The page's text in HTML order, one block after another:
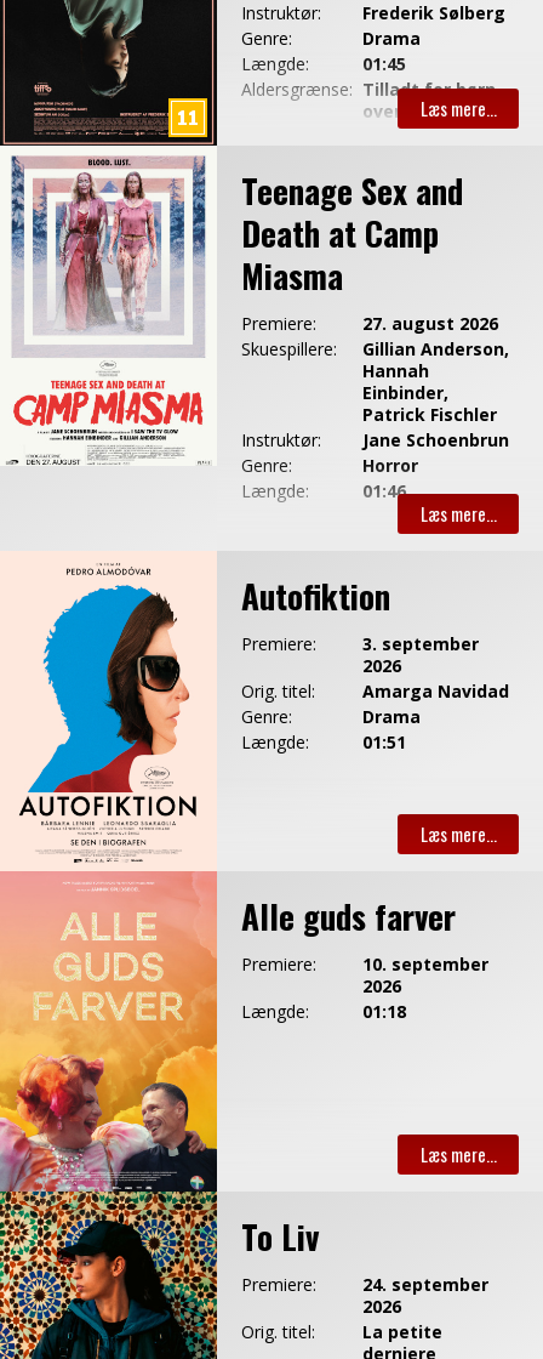
Instruktør:
Frederik Sølberg
Genre:
Drama
Længde:
01:45
Aldersgrænse: Tilladt for børn
over 11 år
Teenage Sex and
Death at Camp
Miasma
Premiere:
27. august 2026
Skuespillere:
Gillian Anderson,
Hannah
Einbinder,
Patrick Fischler
Instruktør:
Jane Schoenbrun
Genre:
Horror
Længde:
01:46
Autofiktion
Premiere:
3. september
2026
Orig. titel:
Amarga Navidad
Genre:
Drama
Længde:
01:51
Alle guds farver
Premiere:
10. september
2026
Længde:
01:18
To Liv
Premiere:
24. september
2026
Orig. titel:
La petite
derniere